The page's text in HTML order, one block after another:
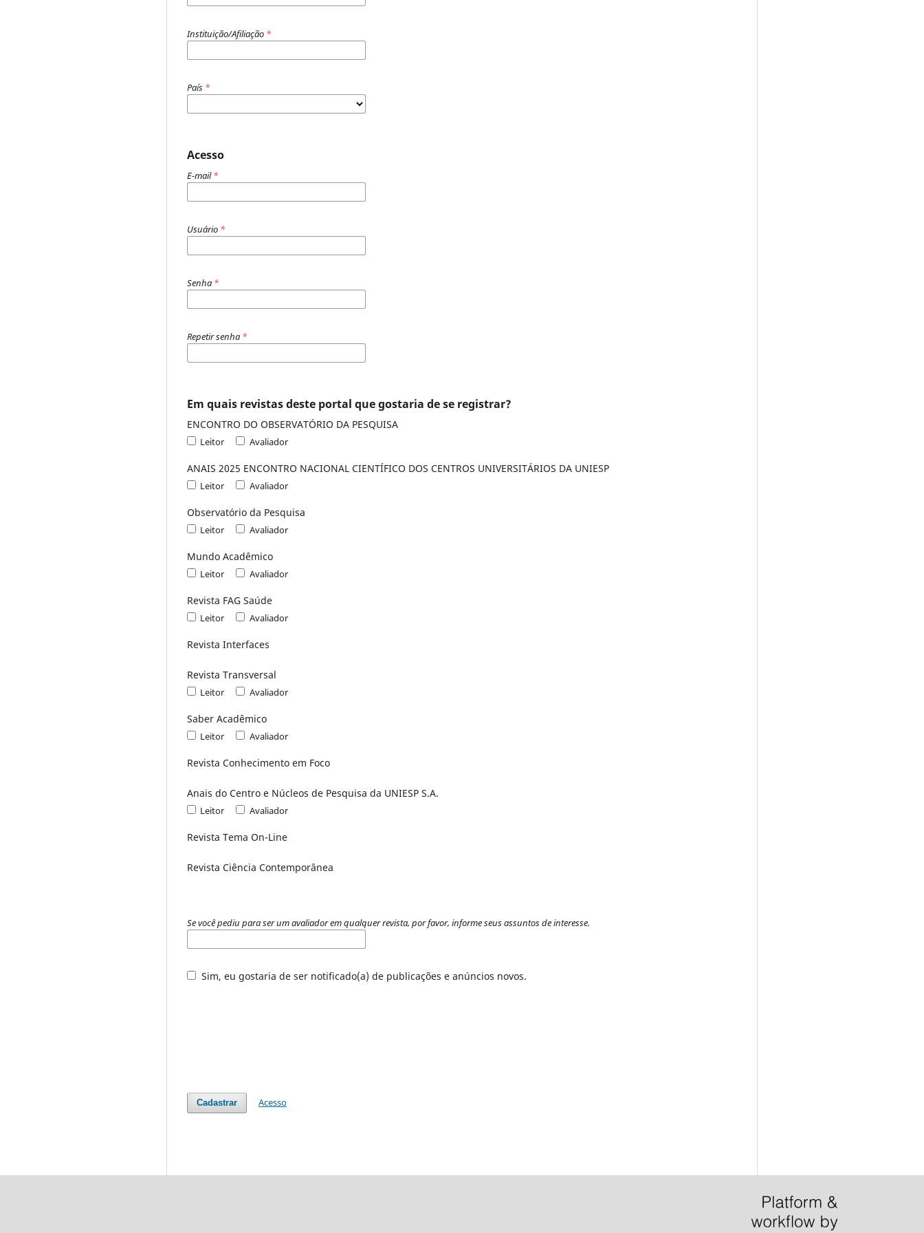
Instituição/Afiliação *
País *
Acesso
E-mail*
Usuário *
Senha *
Repetir senha *
Em quais revistas deste portal que gostaria de se registrar?
ENCONTRO DO OBSERVATÓRIO DA PESQUISA
Leitor Avaliador
ANAIS 2025 ENCONTRO NACIONAL CIENTÍFICO DOS CENTROS UNIVERSITÁRIOS DA UNIESP
Leitor Avaliador
Observatório da Pesquisa
Leitor Avaliador
Mundo Acadêmico
Leitor Avaliador
Revista FAG Saúde
Leitor Avaliador
Revista Interfaces
Revista Transversal
Leitor Avaliador
Saber Acadêmico
Leitor Avaliador
Revista Conhecimento em Foco
Anais do Centro e Núcleos de Pesquisa da UNIESP S.A.
Leitor Avaliador
Revista Tema On-Line
Revista Ciência Contemporânea
Se você pediu para ser um avaliador em qualquer revista, por favor, informe seus assuntos de interesse.
Sim, eu gostaria de ser notificado(a) de publicações e anúncios novos.
Cadastrar Acesso